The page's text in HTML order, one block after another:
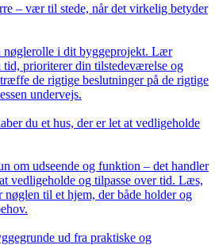
– vær til stede, når det virkelig betyder
nøglerolle i dit byggeprojekt. Lær
prioriterer din tilstedeværelse og
de rigtige beslutninger på de rigtige
undervejs.
du et hus, der er let at vedligeholde
om udseende og funktion – det handler
vedligeholde og tilpasse over tid. Læs,
til et hjem, der både holder og
ud fra praktiske og